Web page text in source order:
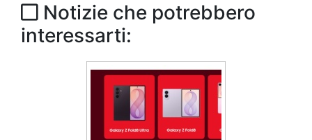
Notizie che potrebbero
interessarti: